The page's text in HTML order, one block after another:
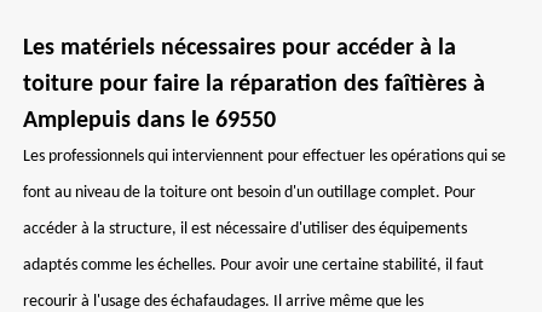
Les matériels nécessaires pour accéder à la
toiture pour faire la réparation des faîtières à
Amplepuis dans le 69550
Les professionnels qui interviennent pour effectuer les opérations qui se
font au niveau de la toiture ont besoin d'un outillage complet. Pour
accéder à la structure, il est nécessaire d'utiliser des équipements
adaptés comme les échelles. Pour avoir une certaine stabilité, il faut
recourir à l'usage des échafaudages. Il arrive même que les